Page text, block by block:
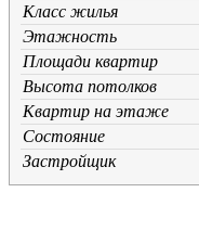
Класс жилья
Этажность
Площади квартир
Высота потолков
Квартир на этаже
Состояние
Застройщик